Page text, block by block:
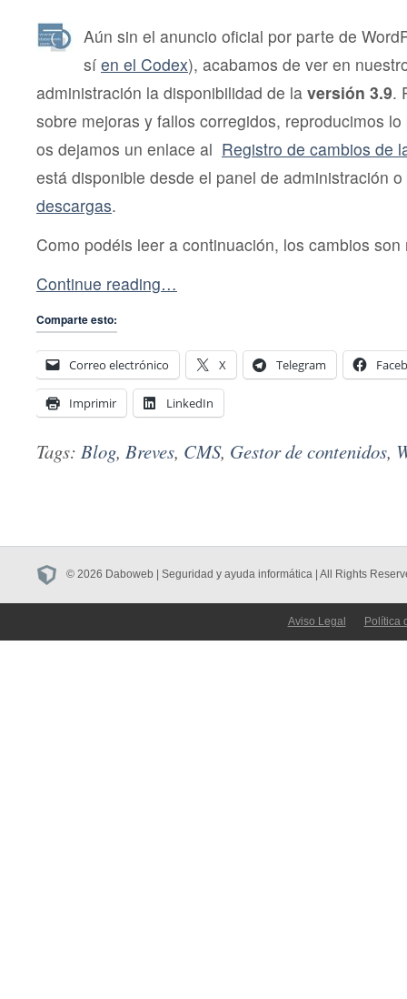
3.9
Aún sin el anuncio oficial por parte de
sí en el Codex), acabamos de ver en
administración la disponibilidad de la versión 3.9.
sobre mejoras y fallos corregidos, reproducimos
os dejamos un enlace al Registro de cambios de
está disponible desde el panel de administración
descargas.
Como podéis leer a continuación, los cambios
Continue reading…
Comparte esto:
Correo electrónico X Telegram
Imprimir LinkedIn
Tags: Blog, Breves, CMS, Gestor de contenidos,
© 2026 Daboweb | Seguridad y ayuda informática | All Rights
Aviso Legal Política